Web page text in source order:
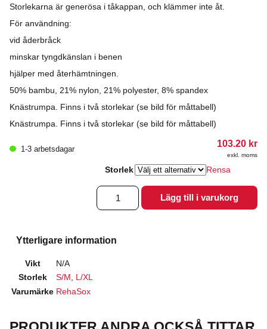
Storlekarna är generösa i tåkappan, och klämmer inte åt.
För användning:
vid åderbråck
minskar tyngdkänslan i benen
hjälper med återhämtningen.
50% bambu, 21% nylon, 21% polyester, 8% spandex
Knästrumpa. Finns i två storlekar (se bild för måttabell)
Knästrumpa. Finns i två storlekar (se bild för måttabell)
1-3 arbetsdagar
103.20 kr
exkl. moms
Storlek Rensa
Kompressionsstrumpa
Bambu
vit
Lägg till i varukorg
Ytterligare information
Vikt
N/A
Storlek
S/M
L/XL
Varumärke RehaSox